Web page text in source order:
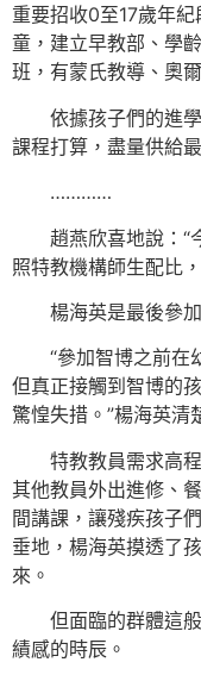
重要招收0至17歲年
童，建立早教部、學
班，有蒙氏教導、奧
依據孩子們的進
課程打算，盡量供給
…………
趙燕欣喜地說：“
照特教機構師生配比
楊海英是最後參
“參加智博之前在
但真正接觸到智博的
驚惶失措。”楊海英清
特教教員需求高
其他教員外出進修、
間講課，讓殘疾孩子
垂地，楊海英摸透了
來。
但面臨的群體這
績感的時辰。